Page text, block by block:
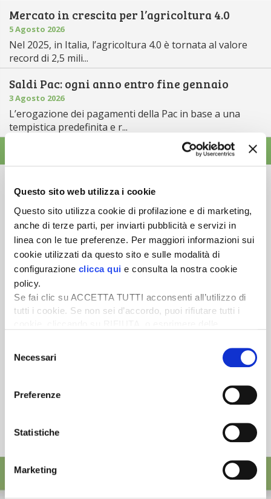
Questo sito web utilizza i cookie
Questo sito utilizza cookie di profilazione e di marketing,
anche di terze parti, per inviarti pubblicità e servizi in
linea con le tue preferenze. Per maggiori informazioni sui
cookie utilizzati da questo sito e sulle modalità di
configurazione clicca qui e consulta la nostra cookie
policy.
Se fai clic su ACCETTA TUTTI acconsenti all’utilizzo di
tutti i cookie. Se non sei d’accordo, puoi rifiutare tutti i
desideri accettare e cliccando ACCETTA SELEZIONATI.
delNecessari
Preferenze
Statistiche
Marketing
Mercato in crescita per l’agricoltura 4.0
5 Agosto 2026
Nel 2025, in Italia, l’agricoltura 4.0 è tornata al valore
record di 2,5 mili...
Saldi Pac: ogni anno entro fine gennaio
3 Agosto 2026
L’erogazione dei pagamenti della Pac in base a una
tempistica predefinita e r...
Newsletter
Scopri un servizio d'informazione di alta qualità. Tagliato sulle tue
esigenze.